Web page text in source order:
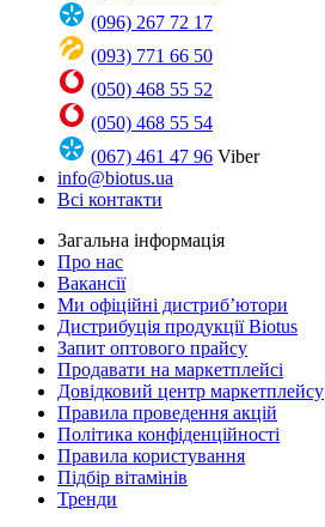
(096) 267 72 17
(093) 771 66 50
(050) 468 55 52
(050) 468 55 54
(067) 461 47 96 Viber
info@biotus.ua
Всі контакти
Загальна інформація
Про нас
Вакансії
Ми офіційні дистриб’ютори
Дистрибуція продукції Biotus
Запит оптового прайсу
Продавати на маркетплейсі
Довідковий центр маркетплейсу
Правила проведення акцій
Політика конфіденційності
Правила користування
Підбір вітамінів
Тренди